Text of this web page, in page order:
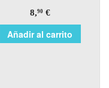
8,90€
Añadir al carrito